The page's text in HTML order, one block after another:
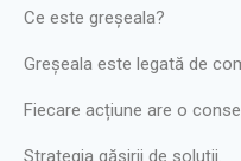
Ce este greșeala?
Greșeala este legată de
Fiecare acțiune are o
Strategia găsirii de soluții.